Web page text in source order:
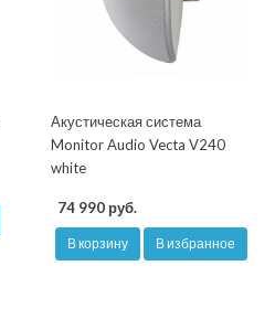
Акустическая система
Monitor Audio Vecta V240
white
74 990 руб.
В корзину В избранное